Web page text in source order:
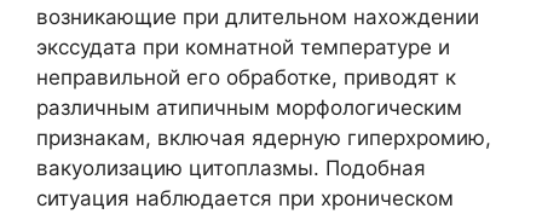
возникающие при длительном нахождении
экссудата при комнатной температуре и
неправильной его обработке, приводят к
различным атипичным морфологическим
признакам, включая ядерную гиперхромию,
вакуолизацию цитоплазмы. Подобная
ситуация наблюдается при хроническом